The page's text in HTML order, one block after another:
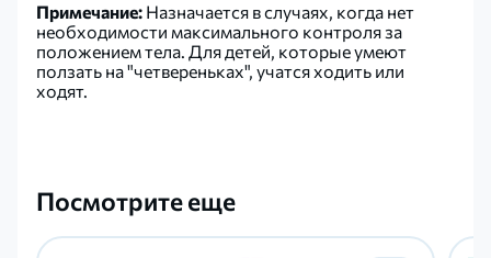
Примечание: Назначается в случаях, когда нет
необходимости максимального контроля за
положением тела. Для детей, которые умеют
ползать на "четвереньках", учатся ходить или
ходят.
Посмотрите еще